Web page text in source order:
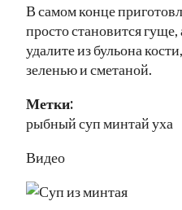
В самом конце
просто становится
удалите из бульона
зеленью и сметаной.
Метки:
рыбный суп минтай уха
Видео